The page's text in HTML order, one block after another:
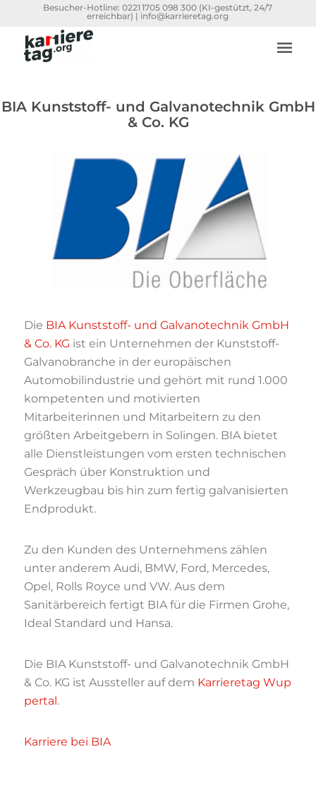
Besucher-Hotline:0221 1705 098 300 (KI-gestützt, 24/7
erreichbar) | info@karrieretag.org
BIA Kunststoff- und Galvanotechnik GmbH
& Co. KG
Die BIA Kunststoff- und Galvanotechnik GmbH
& Co. KG ist ein Unternehmen der Kunststoff-
Galvanobranche in der europäischen
Automobilindustrie und gehört mit rund 1.000
kompetenten und motivierten
Mitarbeiterinnen und Mitarbeitern zu den
größten Arbeitgebern in Solingen. BIA bietet
alle Dienstleistungen vom ersten technischen
Gespräch über Konstruktion und
Werkzeugbau bis hin zum fertig galvanisierten
Endprodukt.
Zu den Kunden des Unternehmens zählen
unter anderem Audi, BMW, Ford, Mercedes,
Opel, Rolls Royce und VW. Aus dem
Sanitärbereich fertigt BIA für die Firmen Grohe,
Ideal Standard und Hansa.
Die BIA Kunststoff- und Galvanotechnik GmbH
& Co. KG ist Aussteller auf dem Karrieretag Wup
pertal.
Karriere bei BIA